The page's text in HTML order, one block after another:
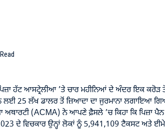
ਹੱਟ ਆਸਟ੍ਰੇਲੀਆ ’ਤੇ ਚਾਰ ਮਹੀਨਿਆਂ ਦੇ ਅੰਦਰ ਇਕ ਕਰੋੜ
ਲਈ 25 ਲੱਖ ਡਾਲਰ ਤੋਂ ਜ਼ਿਆਦਾ ਦਾ ਜੁਰਮਾਨਾ ਲਗਾਇਆ
(ACMA) ਨੇ ਆਪਣੇ ਫ਼ੈਸਲੇ ’ਚ ਕਿਹਾ ਕਿ ਪਿਜ਼ਾ
ਦੇ ਵਿਚਕਾਰ ਉਨ੍ਹਾਂ ਲੋਕਾਂ ਨੂੰ 5,941,109 ਟੈਕਸਟ ਅਤੇ